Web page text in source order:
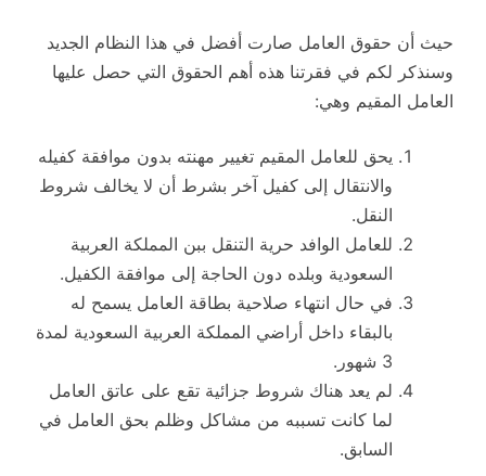
حيث أن حقوق العامل صارت أفضل في هذا النظام الجديد
وسنذكر لكم في فقرتنا هذه أهم الحقوق التي حصل عليها
العامل المقيم وهي:
يحق للعامل المقيم تغيير مهنته بدون موافقة كفيله
والانتقال إلى كفيل آخر بشرط أن لا يخالف شروط
النقل.
للعامل الوافد حرية التنقل ببن المملكة العربية
السعودية وبلده دون الحاجة إلى موافقة الكفيل.
في حال انتهاء صلاحية بطاقة العامل يسمح له
بالبقاء داخل أراضي المملكة العربية السعودية لمدة
3 شهور.
لم يعد هناك شروط جزائية تقع على عاتق العامل
لما كانت تسببه من مشاكل وظلم بحق العامل في
السابق.